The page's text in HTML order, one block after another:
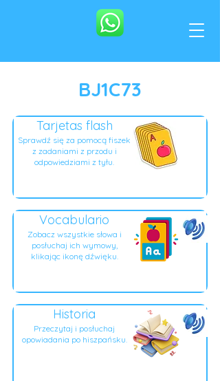
BJ1C73
Tarjetas flash
Sprawdź się za pomocą fiszek
z zadaniami z przodu i
odpowiedziami z tyłu.
Vocabulario
Zobacz wszystkie słowa i
posłuchaj ich wymowy,
klikając ikonę dźwięku.
Historia
Przeczytaj i posłuchaj
opowiadania po hiszpańsku.